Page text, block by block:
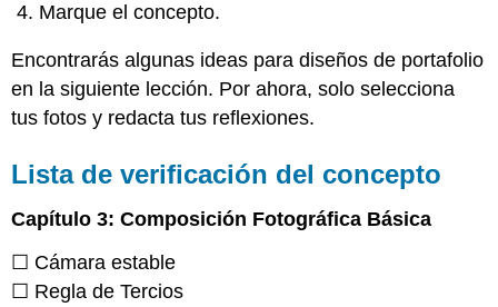
Marque el concepto.
Encontrarás algunas ideas para diseños de portafolio
en la siguiente lección. Por ahora, solo selecciona
tus fotos y redacta tus reflexiones.
Lista de verificación del concepto
Capítulo 3: Composición Fotográfica Básica
☐ Cámara estable
☐ Regla de Tercios